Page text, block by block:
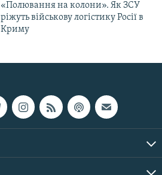
«Полювання на колони». Як ЗСУ
ріжуть військову логістику Росії в
Криму